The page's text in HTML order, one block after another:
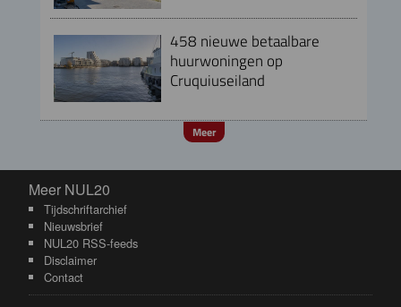
458 nieuwe betaalbare
huurwoningen op
Cruquiuseiland
Meer
Meer NUL20
Meer NUL20
Tijdschriftarchief
Nieuwsbrief
NUL20 RSS-feeds
Disclaimer
Contact